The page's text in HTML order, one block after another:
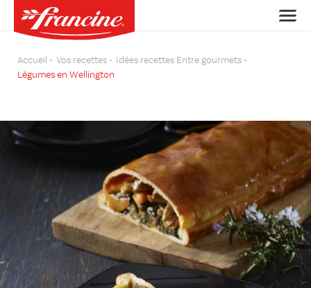
Accueil Vos recettes
Idées recettes Entre gourmets
Légumes en Wellington